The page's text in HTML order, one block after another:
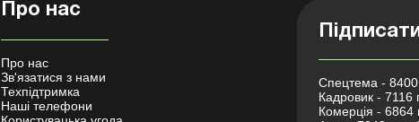
Про нас
Про нас
Зв'язатися з нами
Техпідтримка
Наші телефони
Спецтема - 8400
Кадровик - 7116
Комерція - 6864